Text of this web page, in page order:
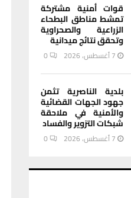
قوات أمنية مشتركة
تمشط مناطق البطحاء
الزراعية والصحراوية
وتحقق نتائج ميدانية
7 أغسطس، 2026 0
بلدية الناصرية تثمن
جهود الجهات القضائية
والأمنية في ملاحقة
شبكات التزوير والفساد
7 أغسطس، 2026 0